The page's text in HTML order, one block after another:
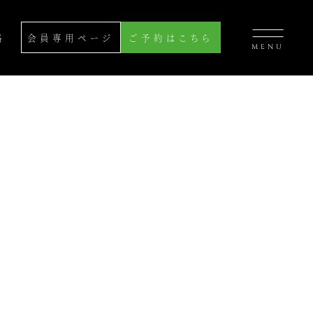
会員専用ページ ご予約はこちら
MENU